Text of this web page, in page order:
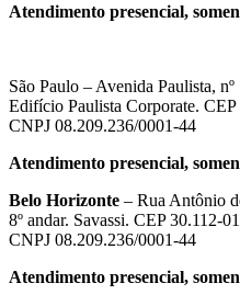
Atendimento presencial,
São Paulo – Avenida Paulista,
Edifício Paulista Corporate. CEP
CNPJ 08.209.236/0001-44
Atendimento presencial,
Belo Horizonte – Rua Antônio
8º andar. Savassi. CEP 30.112-
CNPJ 08.209.236/0001-44
Atendimento presencial,